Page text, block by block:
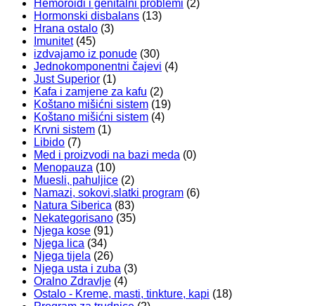
Hemoroidi i genitalni problemi (2)
Hormonski disbalans (13)
Hrana ostalo (3)
Imunitet (45)
izdvajamo iz ponude (30)
Jednokomponentni čajevi (4)
Just Superior (1)
Kafa i zamjene za kafu (2)
Koštano mišićni sistem (19)
Koštano mišićni sistem (4)
Krvni sistem (1)
Libido (7)
Med i proizvodi na bazi meda (0)
Menopauza (10)
Muesli, pahuljice (2)
Namazi, sokovi,slatki program (6)
Natura Siberica (83)
Nekategorisano (35)
Njega kose (91)
Njega lica (34)
Njega tijela (26)
Njega usta i zuba (3)
Oralno Zdravlje (4)
Ostalo - Kreme, masti, tinkture, kapi (18)